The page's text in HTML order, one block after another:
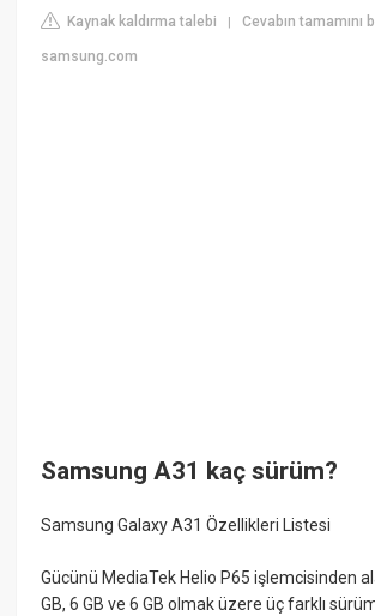
Kaynak kaldırma talebi |Cevabın tamamını
samsung.com
Samsung A31 kaç sürüm?
Samsung Galaxy A31 Özellikleri Listesi
Gücünü MediaTek Helio P65 işlemcisinden
GB, 6 GB ve 6 GB olmak üzere üç farklı